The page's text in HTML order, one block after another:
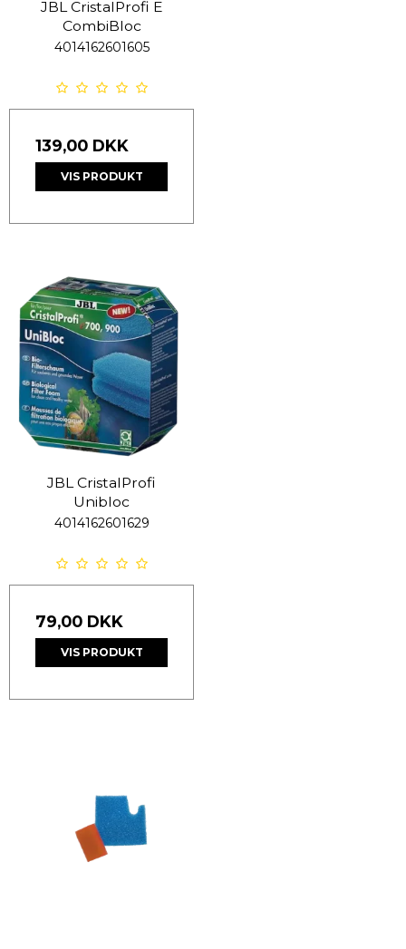
JBL CristalProfi E
CombiBloc
4014162601605
139,00 DKK
VIS PRODUKT
JBL CristalProfi
Unibloc
4014162601629
79,00 DKK
VIS PRODUKT